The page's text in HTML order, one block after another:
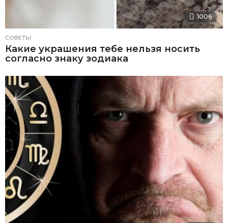
1006
СОВЕТЫ
Какие украшения тебе нельзя носить
согласно знаку зодиака